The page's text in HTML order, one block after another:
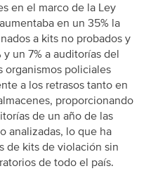
en el marco de la Ley
en un 35% la
a kits no probados y
un 7% a auditorías del
organismos policiales
a los retrasos tanto en
proporcionando
de un año de las
analizadas, lo que ha
de kits de violación sin
de todo el país.